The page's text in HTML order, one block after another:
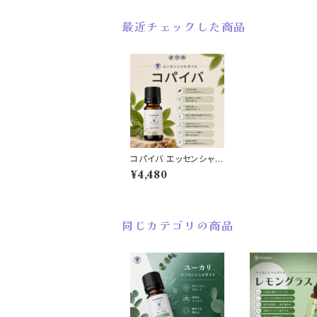
最近チェックした商品
コパイバ エッセンシャル
オイル 10ml
¥4,480
同じカテゴリの商品